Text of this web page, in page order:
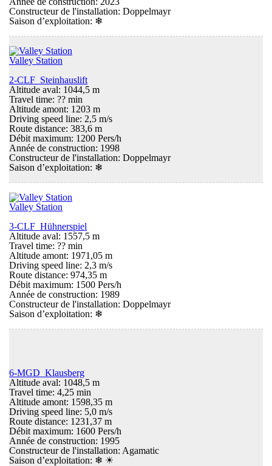
Constructeur de l'installation: Doppelmayr
Saison d’exploitation: ❄
Valley Station
2-CLF Steinhauslift
Altitude aval: 1044,5 m
Travel time: ?? min
Altitude amont: 1203 m
Driving speed line: 2,5 m/s
Route distance: 383,6 m
Débit maximum: 1200 Pers/h
Année de construction: 1998
Constructeur de l'installation: Doppelmayr
Saison d’exploitation: ❄
Valley Station
3-CLF Hühnerspiel
Altitude aval: 1557,5 m
Travel time: ?? min
Altitude amont: 1971,05 m
Driving speed line: 2,3 m/s
Route distance: 974,35 m
Débit maximum: 1500 Pers/h
Année de construction: 1989
Constructeur de l'installation: Doppelmayr
Saison d’exploitation: ❄
6-MGD Klausberg
Altitude aval: 1048,5 m
Travel time: 4,25 min
Altitude amont: 1598,35 m
Driving speed line: 5,0 m/s
Route distance: 1231,37 m
Débit maximum: 1600 Pers/h
Année de construction: 1995
Constructeur de l'installation: Agamatic
Saison d’exploitation: ❄ ☀